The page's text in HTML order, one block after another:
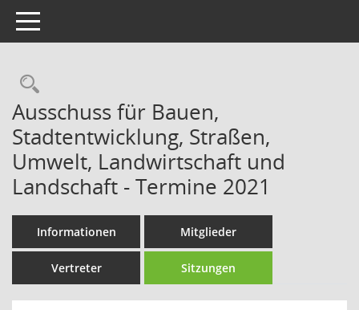
Toggle navigation
Rechercheauswahl
Ausschuss für Bauen,
Stadtentwicklung, Straßen,
Umwelt, Landwirtschaft und
Landschaft - Termine 2021
Informationen Mitglieder
Vertreter Sitzungen